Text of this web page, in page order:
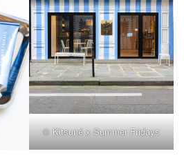
© Kitsuné x Summer Fridays